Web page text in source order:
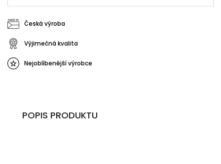
Česká výroba
Výjimečná kvalita
Nejoblíbenější výrobce
POPIS PRODUKTU